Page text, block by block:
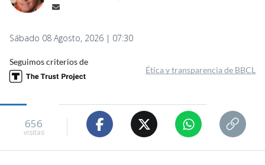
Sábado 08 Agosto, 2026 | 07:30
Seguimos criterios de
Ética y transparencia de BBCL
656
visitas